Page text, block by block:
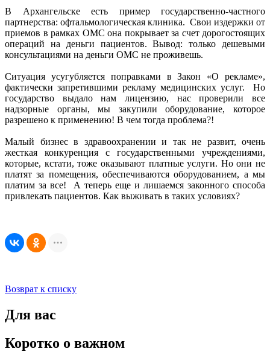
В Архангельске есть пример государственно-частного
партнерства: офтальмологическая клиника. Свои издержки от
приемов в рамках ОМС она покрывает за счет дорогостоящих
операций на деньги пациентов. Вывод: только дешевыми
консультациями на деньги ОМС не проживешь.
Ситуация усугубляется поправками в Закон «О рекламе»,
фактически запретившими рекламу медицинских услуг. Но
государство выдало нам лицензию, нас проверили все
надзорные органы, мы закупили оборудование, которое
разрешено к применению! В чем тогда проблема?!
Малый бизнес в здравоохранении и так не развит, очень
жесткая конкуренция с государственными учреждениями,
которые, кстати, тоже оказывают платные услуги. Но они не
платят за помещения, обеспечиваются оборудованием, а мы
платим за все! А теперь еще и лишаемся законного способа
привлекать пациентов. Как выживать в таких условиях?
Возврат к списку
Для вас
Коротко о важном